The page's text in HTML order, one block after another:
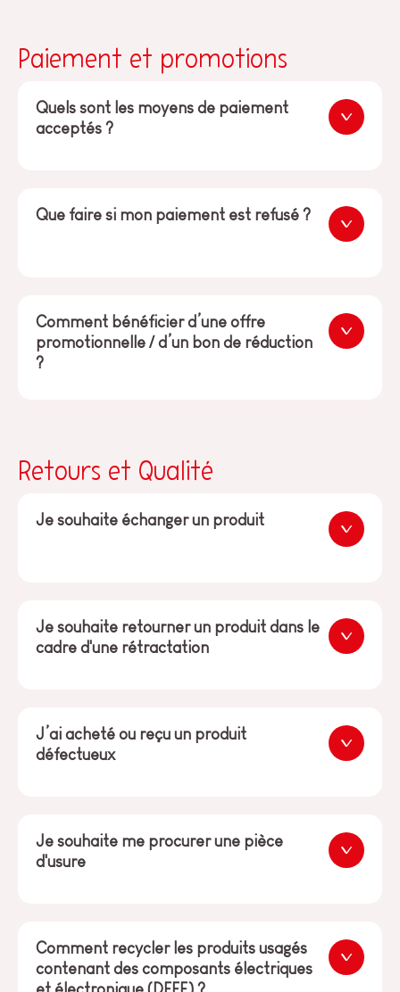
Paiement et promotions
Quels sont les moyens de paiement
acceptés ?
Que faire si mon paiement est refusé ?
Comment bénéficier d’une offre
promotionnelle / d’un bon de réduction
?
Retours et Qualité
Je souhaite échanger un produit
Je souhaite retourner un produit dans le
cadre d'une rétractation
J’ai acheté ou reçu un produit
défectueux
Je souhaite me procurer une pièce
d'usure
Comment recycler les produits usagés
contenant des composants électriques